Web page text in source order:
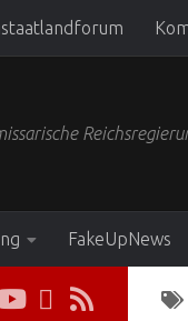
FakeUpNews